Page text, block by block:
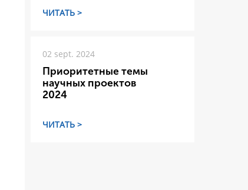
ЧИТАТЬ >
02 sept. 2024
Приоритетные темы
научных проектов
2024
ЧИТАТЬ >